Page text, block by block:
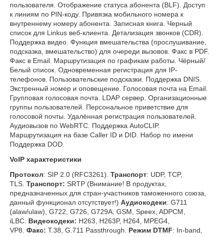
пользователя. Отображение статуса абонента (BLF). Доступ
к линиям по PIN-коду. Привязка мобильного номера к
внутреннему номеру абонента. Записная книга. Черный
список для Linkus веб-клиента. Детализация звонков (CDR).
Поддержка видео. Функция вмешательства (прослушивание,
подсказка, вмешательство) для очереди вызовов. Факс в PDF.
Факс в Email. Маршрутизация по графикам работы. Чёрный/
Белый список. Одновременная регистрация для IP-
телефонов. Пользовательские подсказки. Поддержка DNIS.
Экстренный номер и оповещение. Голосовая почта на Email.
Групповая голосовая почта. LDAP сервер. Организационные
группы пользователей. Персональное приветствие для
голосовой почты. Удалённая регистрация пользователей.
Аудиовызов по WebRTC. Поддержка AutoCLIP.
Маршрутизация на базе Caller ID и DID. Набор по имени
Поддержка DOD.
VoIP характеристики
Протокол: SIP 2.0 (RFC3261). Транспорт: UDP, TCP,
TLS. Транспорт: SRTP (Внимание! В продуктах,
предназначенных для стран-участников таможенного союза,
данный функционал отсутствует!) Аудиокодеки: G711
(alaw/ulaw), G722, G726, G729A, GSM, Speex, ADPCM,
iLBC. Видеокодеки: H263, H263P, H264, MPEG4,
VP8. Факс: Т.38, G.711 Passthrough. Режим DTMF: In-band,